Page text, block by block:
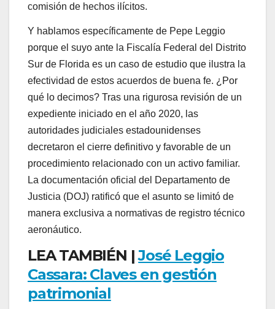
comisión de hechos ilícitos.
Y hablamos específicamente de Pepe Leggio
porque el suyo ante la Fiscalía Federal del Distrito
Sur de Florida es un caso de estudio que ilustra la
efectividad de estos acuerdos de buena fe. ¿Por
qué lo decimos? Tras una rigurosa revisión de un
expediente iniciado en el año 2020, las
autoridades judiciales estadounidenses
decretaron el cierre definitivo y favorable de un
procedimiento relacionado con un activo familiar.
La documentación oficial del Departamento de
Justicia (DOJ) ratificó que el asunto se limitó de
manera exclusiva a normativas de registro técnico
aeronáutico.
LEA TAMBIÉN |José Leggio
Cassara: Claves en gestión
patrimonial